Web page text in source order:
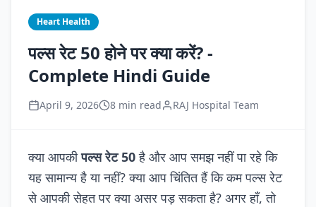
Heart Health
पल्स रेट 50 होने पर क्या करें? -
Complete Hindi Guide
April 9, 2026 8 min read RAJ Hospital Team
क्या आपकीपल्स रेट 50है और आप समझ नहीं पा रहे कि
यह सामान्य है या नहीं? क्या आप चिंतित हैं कि कम पल्स रेट
से आपकी सेहत पर क्या असर पड़ सकता है? अगर हाँ, तो